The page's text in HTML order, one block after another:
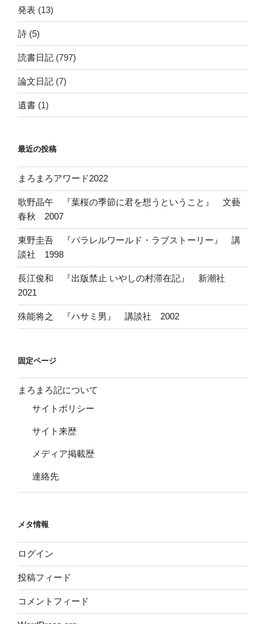
発表 (13)
詩 (5)
読書日記 (797)
論文日記 (7)
遺書 (1)
最近の投稿
まろまろアワード2022
歌野晶午 『葉桜の季節に君を想うということ』 文藝
春秋 2007
東野圭吾 『パラレルワールド・ラブストーリー』 講
談社 1998
長江俊和 『出版禁止 いやしの村滞在記』 新潮社
2021
殊能将之 『ハサミ男』 講談社 2002
固定ページ
まろまろ記について
サイトポリシー
サイト来歴
メディア掲載歴
連絡先
メタ情報
ログイン
投稿フィード
コメントフィード